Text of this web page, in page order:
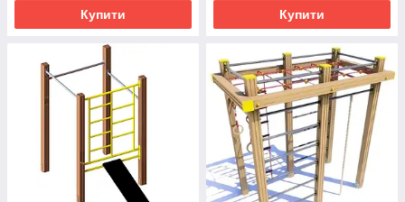
Купити Купити